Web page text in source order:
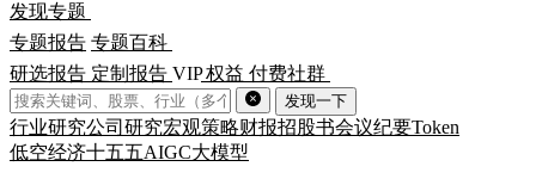
发现专题
专题报告 专题百科
研选报告 定制报告 VIP权益 付费社群
发现一下
行业研究公司研究宏观策略财报招股书会议纪要Token
低空经济十五五AIGC大模型